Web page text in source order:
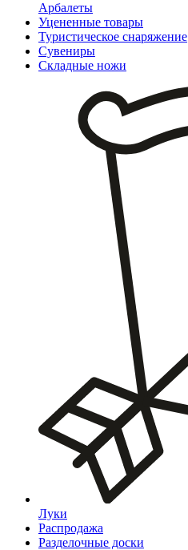
Арбалеты
Уцененные товары
Туристическое снаряжение
Сувениры
Складные ножи
Луки
Распродажа
Разделочные доски